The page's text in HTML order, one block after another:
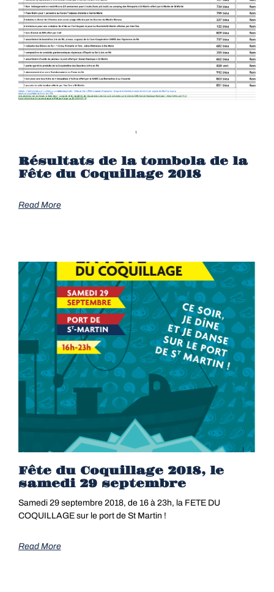
Résultats de la tombola de la
Fête du Coquillage 2018
Read More
Fête du Coquillage 2018, le
samedi 29 septembre
Samedi 29 septembre 2018, de 16 à 23h, la FETE DU
COQUILLAGE sur le port de St Martin !
Read More